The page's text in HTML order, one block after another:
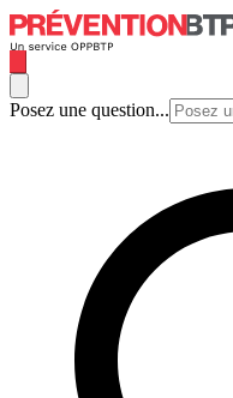
Posez une question...